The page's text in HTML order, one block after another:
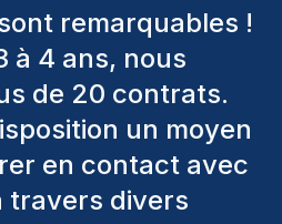
Homini ont
considération
nous proposer
Ceux que
sont toujours
je